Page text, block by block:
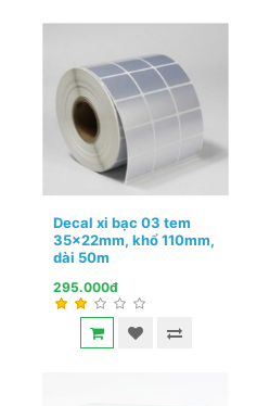
Decal xi bạc 03 tem
35x22mm, khổ 110mm,
dài 50m
295.000đ